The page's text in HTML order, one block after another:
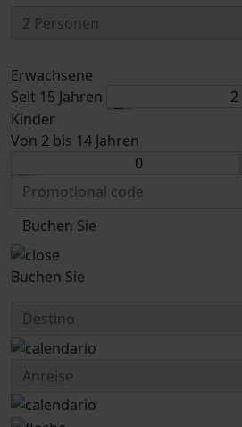
Erwachsene
Seit 15 Jahren
Kinder
Von 2 bis 14 Jahren
Buchen Sie
Buchen Sie